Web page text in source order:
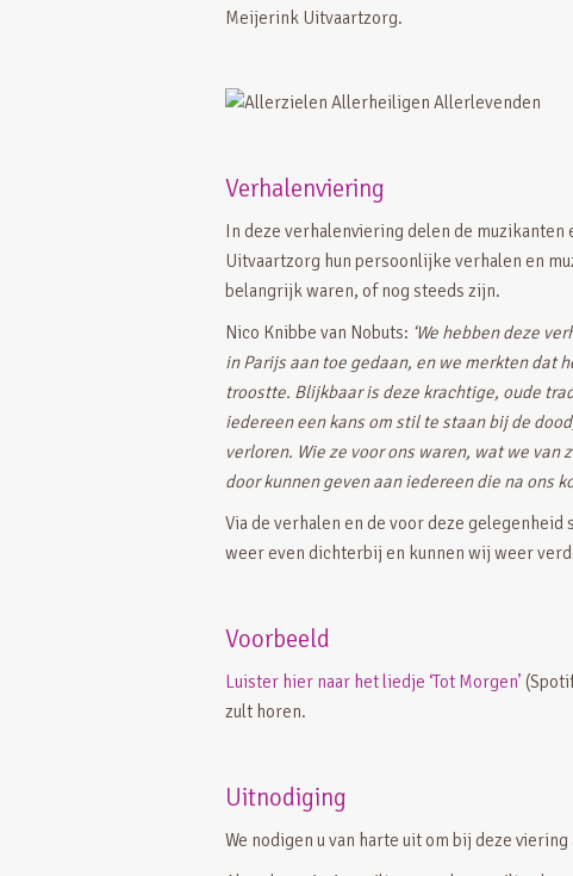
Meijerink Uitvaartzorg.
Verhalenviering
In deze verhalenviering delen de muzikanten
Uitvaartzorg hun persoonlijke verhalen en
belangrijk waren, of nog steeds zijn.
Nico Knibbe van Nobuts: ‘We hebben deze
in Parijs aan toe gedaan, en we merkten dat
troostte. Blijkbaar is deze krachtige, oude
iedereen een kans om stil te staan bij de
verloren. Wie ze voor ons waren, wat we van
door kunnen geven aan iedereen die na ons
Via de verhalen en de voor deze
weer even dichterbij en kunnen wij weer
Voorbeeld
Luister hier naar het liedje ‘Tot Morgen’
zult horen.
Uitnodiging
We nodigen u van harte uit om bij deze